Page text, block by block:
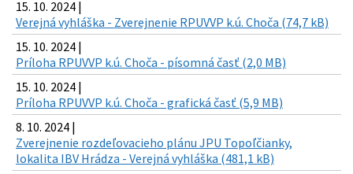
15. 10. 2024 |
Verejná vyhláška - Zverejnenie RPUVVP k.ú. Choča (74,7 kB)
15. 10. 2024 |
Príloha RPUVVP k.ú. Choča - písomná časť (2,0 MB)
15. 10. 2024 |
Príloha RPUVVP k.ú. Choča - grafická časť (5,9 MB)
8. 10. 2024 |
Zverejnenie rozdeľovacieho plánu JPU Topoľčianky,
lokalita IBV Hrádza - Verejná vyhláška (481,1 kB)